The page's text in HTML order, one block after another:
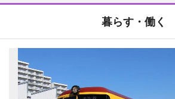
暮らす・働く